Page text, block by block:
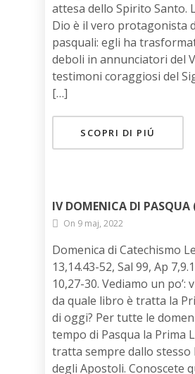
attesa dello Spirito Santo.
Dio è il vero protagonista
pasquali: egli ha
deboli in annunciatori del
testimoni coraggiosi del
[…]
SCOPRI DI PIÚ
IV DOMENICA DI
On 9 maj, 2022
Domenica di Catechismo
13,14.43-52, Sal 99, Ap
10,27-30. Vediamo un po’:
da quale libro è tratta la
di oggi? Per tutte le
tempo di Pasqua la Prima
tratta sempre dallo stesso
degli Apostoli. Conoscete